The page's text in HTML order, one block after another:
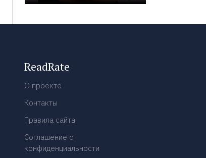
ReadRate
О проекте
Контакты
Правила сайта
Соглашение о
конфиденциальности